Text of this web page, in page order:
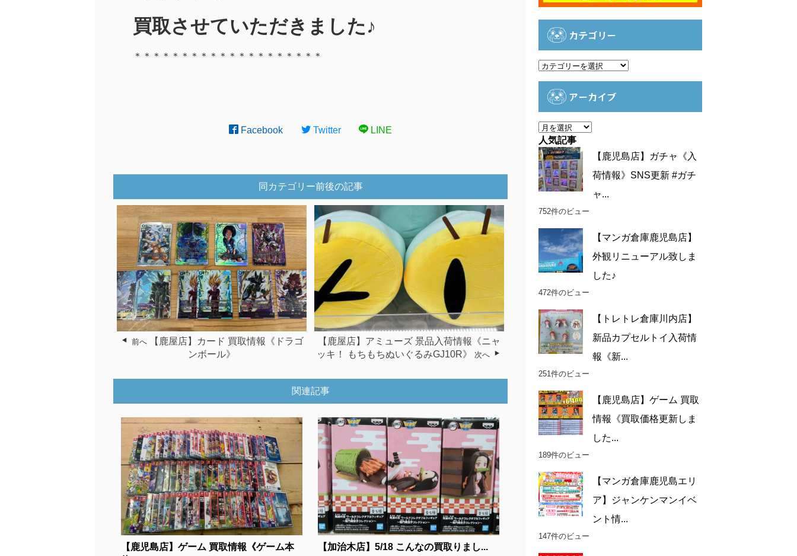
買取させていただきました♪
＊＊＊＊＊＊＊＊＊＊＊＊＊＊＊＊＊＊＊＊
Facebook Twitter LINE
同カテゴリー前後の記事
前へ
【鹿屋店】カード 買取情報《ドラゴ
ンボール》
【鹿屋店】アミューズ 景品入荷情報《ニャ
ッキ！ もちもちぬいぐるみGJ10R》
次へ
関連記事
【鹿児島店】ゲーム 買取情報《ゲーム本
【加治木店】5/18 こんなの買取りまし...
カテゴリー
カ
アーカイブ
ア
ー
カ
イ
ブ
人気記事
【鹿児島店】ガチャ《入
荷情報》SNS更新 #ガチ
ャ...
752件のビュー
【マンガ倉庫鹿児島店】
外観リニューアル致しま
した♪
472件のビュー
【トレトレ倉庫川内店】
新品カプセルトイ入荷情
報《新...
251件のビュー
【鹿児島店】ゲーム 買取
情報《買取価格更新しま
した...
189件のビュー
【マンガ倉庫鹿児島エリ
ア】ジャンケンマンイベ
ント情...
147件のビュー